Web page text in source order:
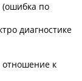
по
диагностике
к